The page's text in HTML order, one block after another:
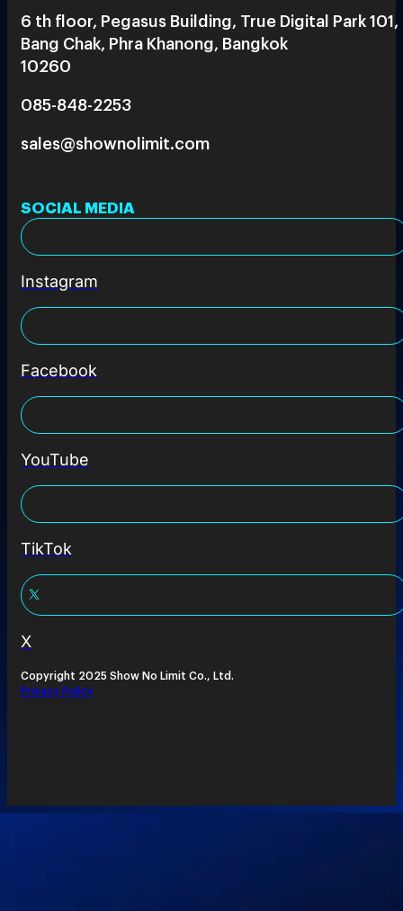
6 th floor, Pegasus Building, True Digital Park 101,
Bang Chak, Phra Khanong, Bangkok
10260
085-848-2253
sales@shownolimit.com
SOCIAL MEDIA
Instagram
Facebook
YouTube
TikTok
X
Copyright 2025 Show No Limit Co., Ltd.
Privacy Policy